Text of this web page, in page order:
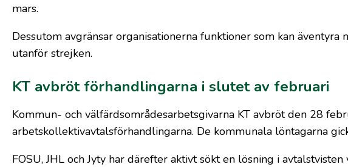
mars.
Dessutom avgränsar organisationerna funktioner som kan
utanför strejken.
KT avbröt förhandlingarna i slutet av februari
Kommun- och välfärdsområdesarbetsgivarna KT avbröt den 28
arbetskollektivavtalsförhandlingarna. De kommunala löntagarna
FOSU, JHL och Jyty har därefter aktivt sökt en lösning i